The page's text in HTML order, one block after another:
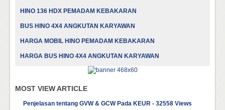
HINO 136 HDX PEMADAM KEBAKARAN
BUS HINO 4X4 ANGKUTAN KARYAWAN
HARGA MOBIL HINO PEMADAM KEBAKARAN
HARGA BUS HINO 4X4 ANGKUTAN KARYAWAN
MOST VIEW ARTICLE
Penjelasan tentang GVW & GCW Pada KEUR - 32558 Views